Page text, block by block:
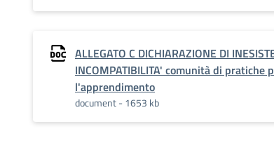
ALLEGATO C DICHIARAZIONE DI
INCOMPATIBILITA' comunità di pratiche
l'apprendimento
document - 1653 kb